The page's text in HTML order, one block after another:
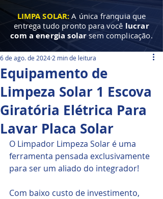
LIMPA SOLAR:A única franquia que
entrega tudo pronto para você lucrar
com a energia solar sem complicação.
Equipamento de
Limpeza Solar 1 Escova
Giratória Elétrica Para
Lavar Placa Solar
6 de ago. de 2024 2 min de leitura
O Limpador Limpeza Solar é uma
ferramenta pensada exclusivamente
para ser um aliado do integrador!
Com baixo custo de investimento,